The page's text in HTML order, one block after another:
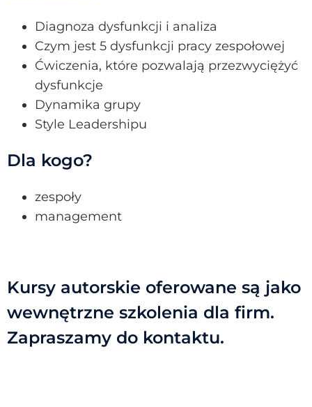
Diagnoza dysfunkcji i analiza
Czym jest 5 dysfunkcji pracy zespołowej
Ćwiczenia, które pozwalają przezwyciężyć
dysfunkcje
Dynamika grupy
Style Leadershipu
Dla kogo?
zespoły
management
Kursy autorskie oferowane są jako
wewnętrzne szkolenia dla firm.
Zapraszamy do kontaktu.